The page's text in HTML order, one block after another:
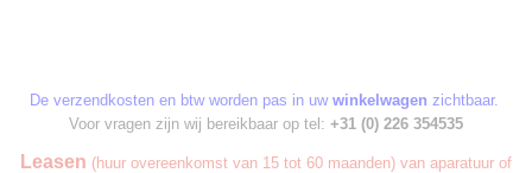
De verzendkosten en btw worden pas in uw winkelwagen zichtbaar.
Voor vragen zijn wij bereikbaar op tel: +31 (0) 226 354535
Leasen (huur overeenkomst van 15 tot 60 maanden) van aparatuur of